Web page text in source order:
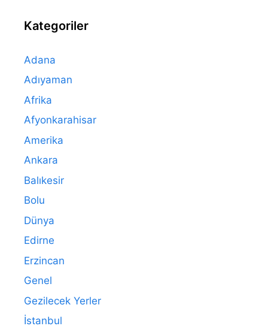
Kategoriler
Adana
Adıyaman
Afrika
Afyonkarahisar
Amerika
Ankara
Balıkesir
Bolu
Dünya
Edirne
Erzincan
Genel
Gezilecek Yerler
İstanbul